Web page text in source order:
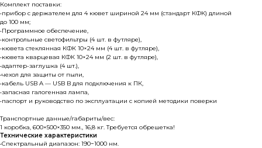
Комплект поставки:
•прибор с держателем для 4 кювет шириной 24 мм (стандарт КФК) длиной
до 100 мм;
•Программное обеспечение,
•контрольные светофильтры (4 шт. в футляре),
•кювета стеклянная КФК 10×24 мм (4 шт. в футляре),
•кювета кварцевая КФК 10×24 мм (2 шт. в футляре),
•адаптер-заглушка (4 шт.),
•чехол для защиты от пыли,
•кабель USB A — USB B для подключения к ПК,
•запасная галогенная лампа,
•паспорт и руководство по эксплуатации с копией методики поверки
Транспортные данные/габариты/вес:
1 коробка, 600×500×350 мм., 16,8 кг. Требуется обрешетка!
Технические характеристики
•Спектральный диапазон: 190−1000 нм.